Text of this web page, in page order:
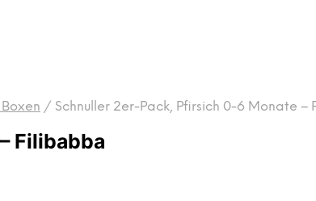
/ Schnuller 2er-Pack, Pfirsich 0-6 Monate –
Filibabba